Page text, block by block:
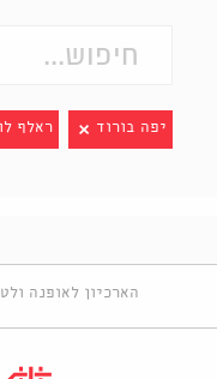
יפה בורוד ראלף
הארכיון לאופנה